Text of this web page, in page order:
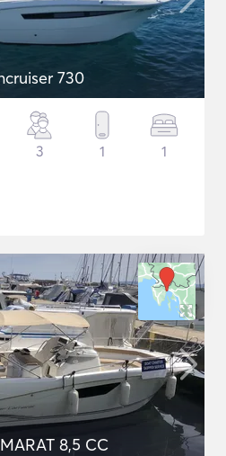
730
3 1 1
8,5 CC